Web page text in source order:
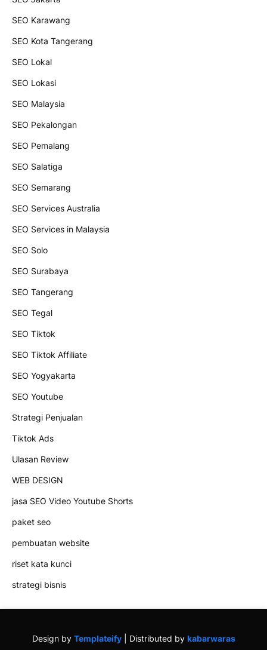
SEO Karawang
SEO Kota Tangerang
SEO Lokal
SEO Lokasi
SEO Malaysia
SEO Pekalongan
SEO Pemalang
SEO Salatiga
SEO Semarang
SEO Services Australia
SEO Services in Malaysia
SEO Solo
SEO Surabaya
SEO Tangerang
SEO Tegal
SEO Tiktok
SEO Tiktok Affiliate
SEO Yogyakarta
SEO Youtube
Strategi Penjualan
Tiktok Ads
Ulasan Review
WEB DESIGN
jasa SEO Video Youtube Shorts
paket seo
pembuatan website
riset kata kunci
strategi bisnis
Design by Templateify| Distributed by kabarwaras